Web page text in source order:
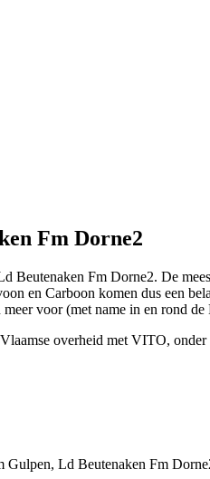
Fm Dorne2
Beutenaken Fm Dorne2. De
en Carboon komen dus een
voor (met name in en rond
overheid met VITO,
Gulpen, Ld Beutenaken Fm